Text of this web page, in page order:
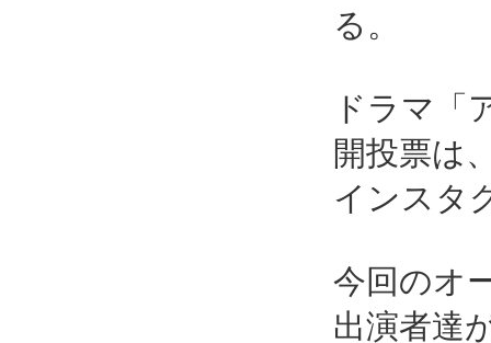
る。
ドラマ「
開投票は
インスタ
今回のオ
出演者達